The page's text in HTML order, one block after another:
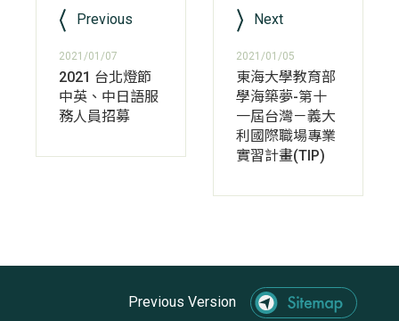
Previous
2021/01/07
2021 台北燈節
中英、中日語服
務人員招募
Next
2021/01/05
東海大學教育部
學海築夢-第十
一屆台灣－義大
利國際職場專業
實習計畫(TIP)
Previous Version